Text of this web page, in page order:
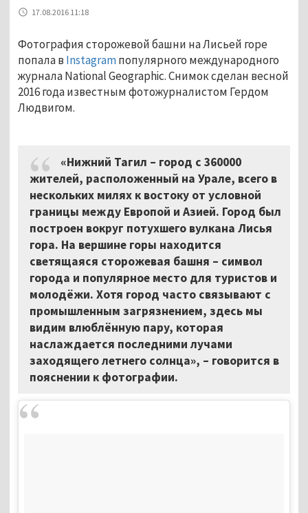
17.08.2016 11:18
Фотография сторожевой башни на Лисьей горе
попала в Instagramпопулярного международного
журнала National Geographic. Снимок сделан весной
2016 года известным фотожурналистом Гердом
Людвигом.
«Нижний Тагил – город с 360000
жителей, расположенный на Урале, всего в
нескольких милях к востоку от условной
границы между Европой и Азией. Город был
построен вокруг потухшего вулкана Лисья
гора. На вершине горы находится
светящаяся сторожевая башня – символ
города и популярное место для туристов и
молодёжи. Хотя город часто связывают с
промышленным загрязнением, здесь мы
видим влюблённую пару, которая
наслаждается последними лучами
заходящего летнего солнца», – говорится в
пояснении к фотографии.